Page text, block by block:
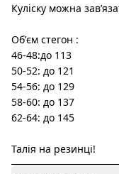
Куліску можна
Обʼєм стегон :
46-48:до 113
50-52: до 121
54-56: до 129
58-60: до 137
62-64: до 145
Талія на резинці!